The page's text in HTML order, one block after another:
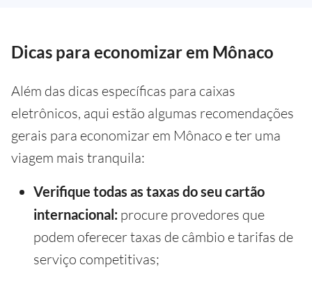
Dicas para economizar em Mônaco
Além das dicas específicas para caixas
eletrônicos, aqui estão algumas recomendações
gerais para economizar em Mônaco e ter uma
viagem mais tranquila:
Verifique todas as taxas do seu cartão
internacional: procure provedores que
podem oferecer taxas de câmbio e tarifas de
serviço competitivas;